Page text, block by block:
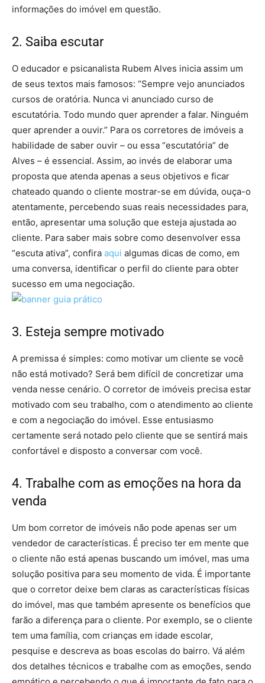
informações do imóvel em questão.
2. Saiba escutar
O educador e psicanalista Rubem Alves inicia assim um
de seus textos mais famosos: “Sempre vejo anunciados
cursos de oratória. Nunca vi anunciado curso de
escutatória. Todo mundo quer aprender a falar. Ninguém
quer aprender a ouvir.” Para os corretores de imóveis a
habilidade de saber ouvir – ou essa “escutatória” de
Alves – é essencial. Assim, ao invés de elaborar uma
proposta que atenda apenas a seus objetivos e ficar
chateado quando o cliente mostrar-se em dúvida, ouça-o
atentamente, percebendo suas reais necessidades para,
então, apresentar uma solução que esteja ajustada ao
cliente. Para saber mais sobre como desenvolver essa
“escuta ativa”, confira aqui algumas dicas de como, em
uma conversa, identificar o perfil do cliente para obter
sucesso em uma negociação.
3. Esteja sempre motivado
A premissa é simples: como motivar um cliente se você
não está motivado? Será bem difícil de concretizar uma
venda nesse cenário. O corretor de imóveis precisa estar
motivado com seu trabalho, com o atendimento ao cliente
e com a negociação do imóvel. Esse entusiasmo
certamente será notado pelo cliente que se sentirá mais
confortável e disposto a conversar com você.
4. Trabalhe com as emoções na hora da
venda
Um bom corretor de imóveis não pode apenas ser um
vendedor de características. É preciso ter em mente que
o cliente não está apenas buscando um imóvel, mas uma
solução positiva para seu momento de vida. É importante
que o corretor deixe bem claras as características físicas
do imóvel, mas que também apresente os benefícios que
farão a diferença para o cliente. Por exemplo, se o cliente
tem uma família, com crianças em idade escolar,
pesquise e descreva as boas escolas do bairro. Vá além
dos detalhes técnicos e trabalhe com as emoções, sendo